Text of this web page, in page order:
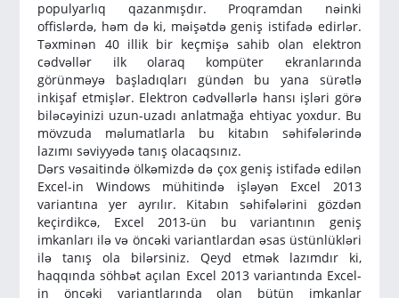
populyarlıq qazanmışdır. Proqramdan nəinki
offislərdə, həm də ki, məişətdə geniş istifadə edirlər.
Təxminən 40 illik bir keçmişə sahib olan elektron
cədvəllər ilk olaraq kompüter ekranlarında
görünməyə başladıqları gündən bu yana sürətlə
inkişaf etmişlər. Elektron cədvəllərlə hansı işləri görə
biləcəyinizi uzun-uzadı anlatmağa ehtiyac yoxdur. Bu
mövzuda məlumatlarla bu kitabın səhifələrində
lazımı səviyyədə tanış olacaqsınız.
Dərs vəsaitində ölkəmizdə də çox geniş istifadə edilən
Excel-in Windows mühitində işləyən Excel 2013
variantına yer ayrılır. Kitabın səhifələrini gözdən
keçirdikcə, Excel 2013-ün bu variantının geniş
imkanları ilə və öncəki variantlardan əsas üstünlükləri
ilə tanış ola bilərsiniz. Qeyd etmək lazımdır ki,
haqqında söhbət açılan Excel 2013 variantında Excel-
in öncəki variantlarında olan bütün imkanlar